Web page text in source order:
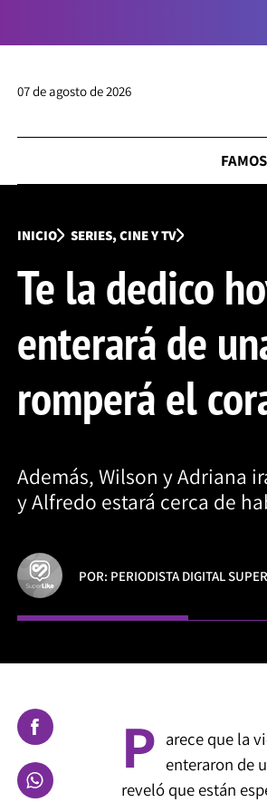
07 de agosto de 2026
INICIO SERIES, CINE Y TV
Te la dedico
enterará de
romperá el
Además, Wilson y Adriana
y Alfredo estará cerca de
POR: PERIODISTA DIGITAL
P arece que la
enteraron de
reveló que están